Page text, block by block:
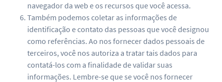
navegador da web e os recursos que você acessa.
Também podemos coletar as informações de
identificação e contato das pessoas que você designou
como referências. Ao nos fornecer dados pessoais de
terceiros, você nos autoriza a tratar tais dados para
contatá-los com a finalidade de validar suas
informações. Lembre-se que se você nos fornecer